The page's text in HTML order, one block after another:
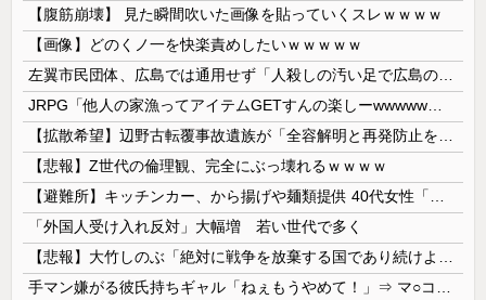
【腹筋崩壊】 見た瞬間吹いた画像を貼っていくスレｗｗｗｗ
【画像】どのくノ一を快楽責めしたいｗｗｗｗｗ
【悲報】Z世代の倫理観、完全にぶっ壊れるｗｗｗｗ
「外国人受け入れ反対」大幅増 若い世代で多く